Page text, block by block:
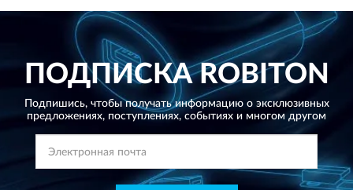
ПОДПИСКАROBITON
Подпишись, чтобы получать информацию о эксклюзивных
предложениях, поступлениях, событиях и многом другом